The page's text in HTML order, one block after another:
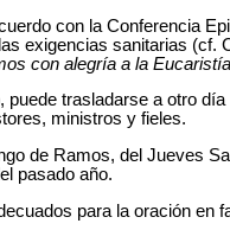
con la Conferencia
exigencias sanitarias (cf.
con alegría a la
trasladarse a otro
ministros y fieles.
de Ramos, del Jueves
pasado año.
para la oración en